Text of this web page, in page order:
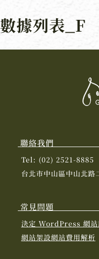
數據列表_F
聯絡我們
Tel: (02) 2521-8885
台北市中山區中山北路
常見問題
決定 WordPress 網站
網站架設網站費用解析